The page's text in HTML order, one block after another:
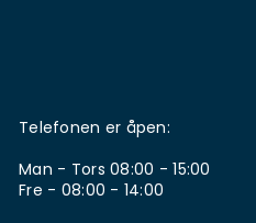
Telefonen er åpen:
Man - Tors 08:00 - 15:00
Fre - 08:00 - 14:00